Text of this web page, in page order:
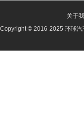
关于
Copyright © 2016-2025 环球